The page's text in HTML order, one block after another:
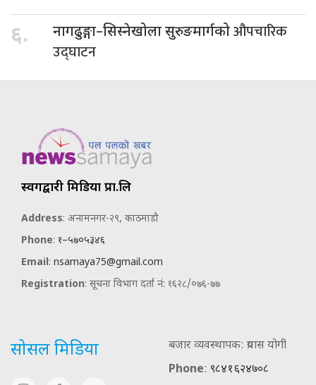
६. नागढुङ्गा–सिस्नेखोला सुरुङमार्गकोऔपचारिक
उद्घाटन
स्वर्गद्वारी मिडिया प्रा.लि
Address: अनामनगर-२९, काठमाडौ
Phone: १–५७०५३४६
Email: nsamaya75@gmail.com
Registration: सूचना विभाग दर्ता नं: १६२८/०७६-७७
सोसल मिडिया
बजार व्यवस्थापक: प्रयास योगी
Phone: ९८४१६२४७०८